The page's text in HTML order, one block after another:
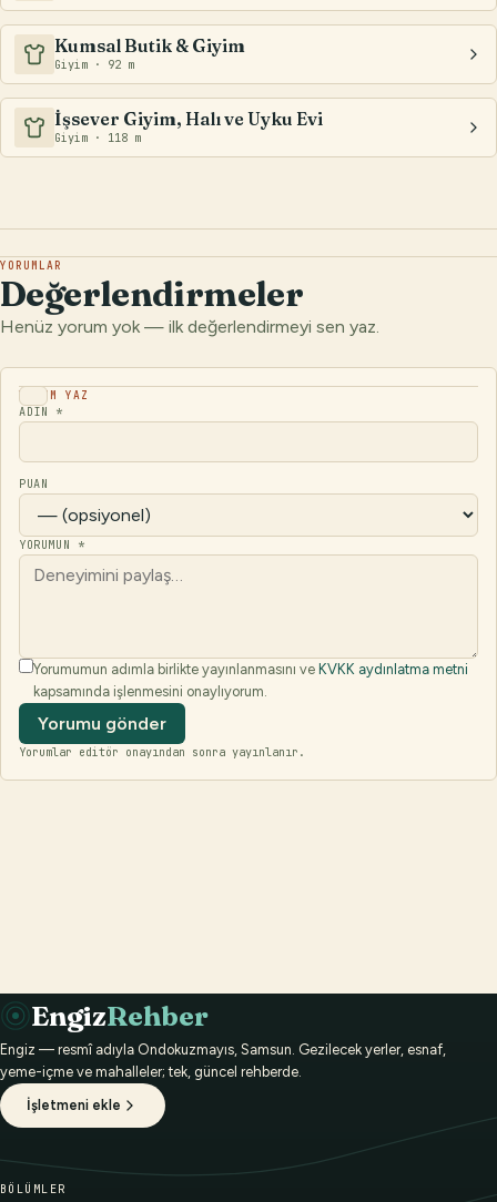
Kumsal Butik & Giyim
Giyim · 92 m
İşsever Giyim, Halı ve Uyku Evi
Giyim · 118 m
YORUMLAR
Değerlendirmeler
Henüz yorum yok — ilk değerlendirmeyi sen yaz.
YORUM YAZ
ADIN *
PUAN
YORUMUN *
Yorumumun adımla birlikte yayınlanmasını ve KVKK aydınlatma metni
kapsamında işlenmesini onaylıyorum.
Yorumu gönder
Yorumlar editör onayından sonra yayınlanır.
EngizRehber
Engiz — resmî adıyla Ondokuzmayıs, Samsun. Gezilecek yerler, esnaf,
yeme-içme ve mahalleler; tek, güncel rehberde.
İşletmeni ekle
BÖLÜMLER